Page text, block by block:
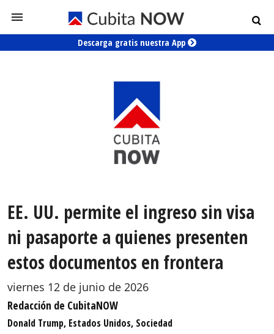
Descarga gratis nuestra App
EE. UU. permite el ingreso sin visa
ni pasaporte a quienes presenten
estos documentos en frontera
viernes 12 de junio de 2026
Redacción de CubitaNOW
Donald Trump, Estados Unidos, Sociedad